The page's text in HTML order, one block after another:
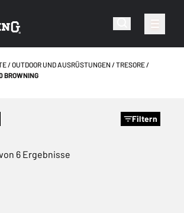
OUTDOOR UND AUSRÜSTUNGEN
TRESORE
BROWNING
Filtern
6 Ergebnisse